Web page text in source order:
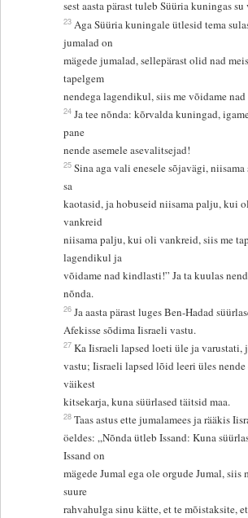
sest aasta pärast tuleb Süüria kuningas su
23 Aga Süüria kuningale ütlesid tema
jumalad on
mägede jumalad, sellepärast olid nad
tapelgem
nendega lagendikul, siis me võidame
24 Ja tee nõnda: kõrvalda kuningad,
pane
nende asemele asevalitsejad!
25 Sina aga vali enesele sõjavägi,
sa
kaotasid, ja hobuseid niisama palju, kui
vankreid
niisama palju, kui oli vankreid, siis me
lagendikul ja
võidame nad kindlasti!” Ja ta kuulas
nõnda.
26 Ja aasta pärast luges Ben-Hadad
Afekisse sõdima Iisraeli vastu.
27 Ka Iisraeli lapsed loeti üle ja varustati,
vastu; Iisraeli lapsed lõid leeri üles nende
väikest
kitsekarja, kuna süürlased täitsid maa.
28 Taas astus ette jumalamees ja rääkis
öeldes: „Nõnda ütleb Issand: Kuna
Issand on
mägede Jumal ega ole orgude Jumal, siis
suure
rahvahulga sinu kätte, et te mõistaksite,